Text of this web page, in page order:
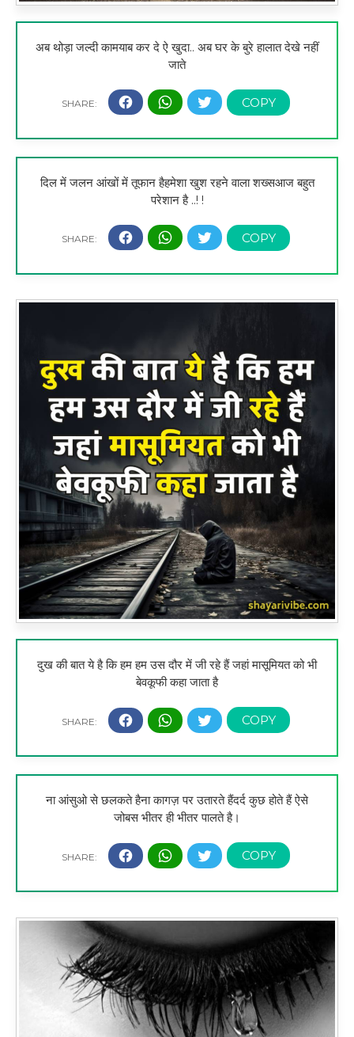
अब थोड़ा जल्दी कामयाब कर दे ऐ खुदा.. अब घर के बुरे हालात देखे नहीं
जाते
दिल में जलन आंखों में तूफान हैहमेशा खुश रहने वाला शख्सआज बहुत
परेशान है ..! !
दुख की बात ये है कि हम हम उस दौर में जी रहे हैं जहां मासूमियत को भी
बेवकूफी कहा जाता है
ना आंसुओ से छलकते हैना कागज़ पर उतारते हैंदर्द कुछ होते हैं ऐसे
जोबस भीतर ही भीतर पालते है।